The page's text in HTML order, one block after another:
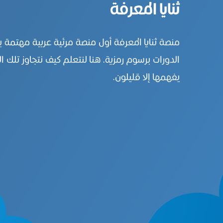
ثنايا المعرفة
منصة ثنايا المعرفة أول منصة مرئية عربية
الدورات برسوم رمزية. هنا لنتعلم كيف نتجاوز تلك
يفهمها إلا قليلون.